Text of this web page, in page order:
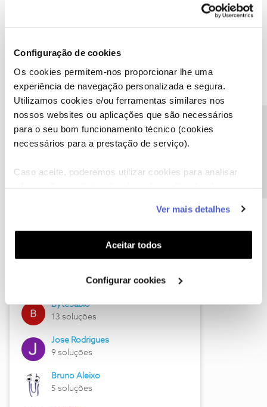
Configuração de cookies
Os cookies permitem-nos proporcionar lhe uma
experiência de navegação personalizada e segura.
Utilizamos cookies e/ou ferramentas similares nos
nossos websites ou aplicações que são necessários
para o seu bom funcionamento técnico (cookies
necessários para a prestação de serviço).
Caso aceite, poderemos utilizar cookies para analisar
funcionalidades (cookies de personalização e
funcionalidade) e adaptar anúncios aos seus interesses
(cookies de publicidade personalizada). Pode gerir a
utilização dos cookies clicando em "Configurar
Ver mais detalhes
Aceitar todos
Configurar cookies
Descubra as novidades de julho
Hall of Fame de julho
17 soluções
ByteSábio
13 soluções
Jose Rodrigues
9 soluções
Bruno Aleixo
5 soluções